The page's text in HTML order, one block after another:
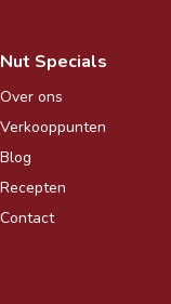
Nut Specials
Over ons
Verkooppunten
Blog
Recepten
Contact